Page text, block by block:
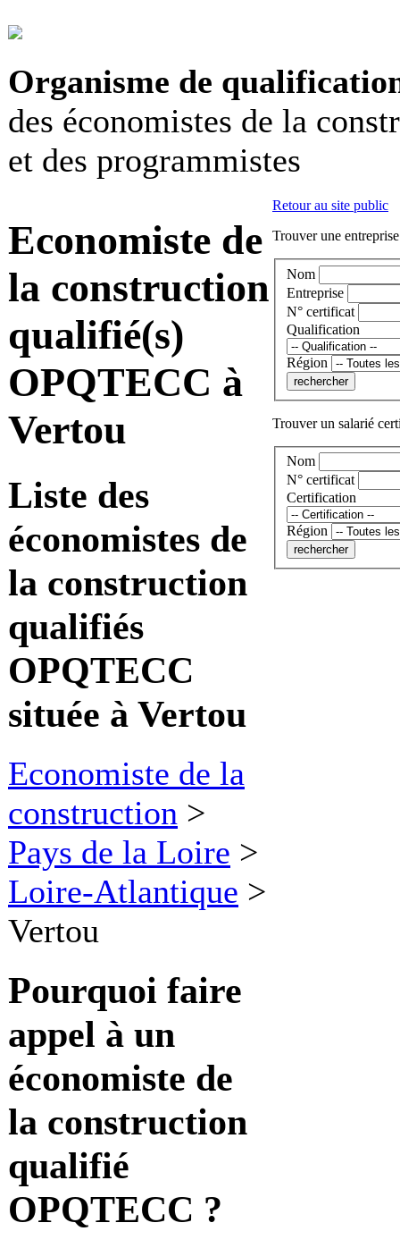
Organisme de
des économistes de la
et des programmistes
Economiste de
la construction
qualifié(s)
OPQTECC à
Vertou
Liste des
économistes de
la construction
qualifiés
OPQTECC
située à Vertou
Economiste de la
construction >
Pays de la Loire >
Loire-Atlantique >
Vertou
Pourquoi faire
appel à un
économiste de
la construction
qualifié
OPQTECC ?
Retour au site public
Trouver une
Nom
Entreprise
N° certificat
Qualification
Région
Trouver un salarié
Nom
N° certificat
Certification
Région